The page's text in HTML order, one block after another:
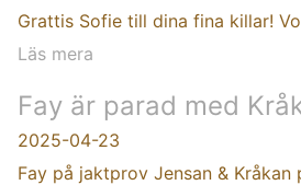
Grattis Sofie till dina fina killar!
Läs mera
Fay är parad med
2025-04-23
Fay på jaktprov Jensan &